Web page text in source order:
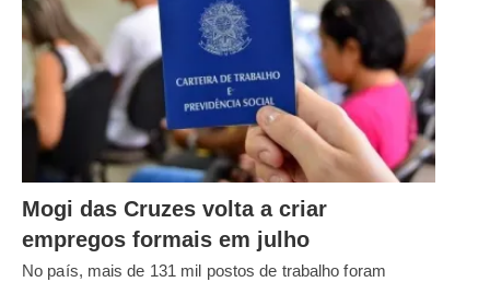
Mogi das Cruzes volta a criar
empregos formais em julho
No país, mais de 131 mil postos de trabalho foram